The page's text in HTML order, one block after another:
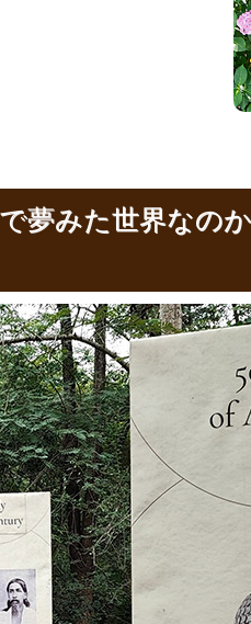
夢みた世界なの